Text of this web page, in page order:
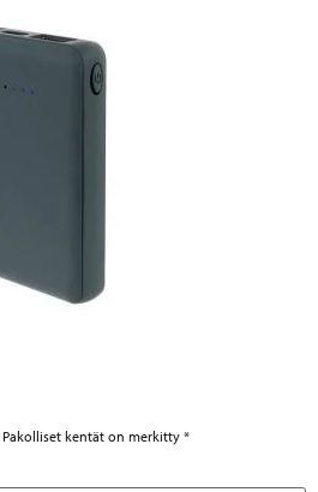
Pakolliset kentät on merkitty *